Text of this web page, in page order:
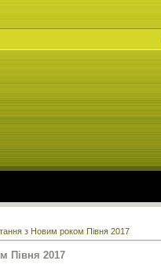
з Новим роком Півня 2017
Півня 2017